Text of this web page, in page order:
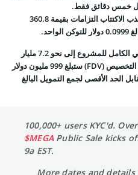
وبحسب منصة البيع التابعة للمشروع، جذب الاكتتاب التزامات بقيمة 360.8
هذا الإقبال السريع رفع التقييم الافتراضي الكامل للمشروع إلى نحو 7.2 مليار
دولار، إلا أن القيمة السوقية الفعلية بعد التخصيص (FDV) ستبلغ 999 مليون دولار
الحد الأقصى لجمع التمويل البالغ
100,000+ users KYC'd.
$MEGAPublic Sale kicks
9a EST.
More dates and